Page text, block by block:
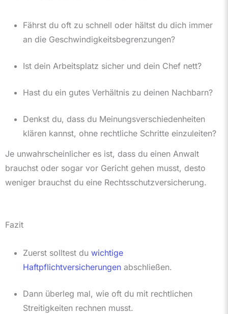
Fährst du oft zu schnell oder hältst du dich immer
an die Geschwindigkeitsbegrenzungen?
Ist dein Arbeitsplatz sicher und dein Chef nett?
Hast du ein gutes Verhältnis zu deinen Nachbarn?
Denkst du, dass du Meinungsverschiedenheiten
klären kannst, ohne rechtliche Schritte einzuleiten?
Je unwahrscheinlicher es ist, dass du einen Anwalt
brauchst oder sogar vor Gericht gehen musst, desto
weniger brauchst du eine Rechtsschutzversicherung.
Fazit
Zuerst solltest du wichtige
Haftpflichtversicherungen abschließen.
Dann überleg mal, wie oft du mit rechtlichen
Streitigkeiten rechnen musst.